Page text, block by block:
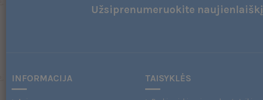
Užsiprenumeruokite naujienlaiškį
INFORMACIJA TAISYKLĖS